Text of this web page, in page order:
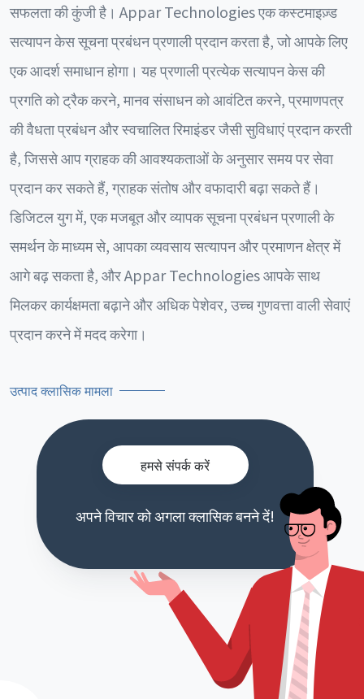
सफलता की कुंजी है। Appar Technologies एक कस्टमाइज़्ड
सत्यापन केस सूचना प्रबंधन प्रणाली प्रदान करता है, जो आपके लिए
एक आदर्श समाधान होगा। यह प्रणाली प्रत्येक सत्यापन केस की
प्रगति को ट्रैक करने, मानव संसाधन को आवंटित करने, प्रमाणपत्र
की वैधता प्रबंधन और स्वचालित रिमाइंडर जैसी सुविधाएं प्रदान करती
है, जिससे आप ग्राहक की आवश्यकताओं के अनुसार समय पर सेवा
प्रदान कर सकते हैं, ग्राहक संतोष और वफादारी बढ़ा सकते हैं।
डिजिटल युग में, एक मजबूत और व्यापक सूचना प्रबंधन प्रणाली के
समर्थन के माध्यम से, आपका व्यवसाय सत्यापन और प्रमाणन क्षेत्र में
आगे बढ़ सकता है, और Appar Technologies आपके साथ
मिलकर कार्यक्षमता बढ़ाने और अधिक पेशेवर, उच्च गुणवत्ता वाली सेवाएं
प्रदान करने में मदद करेगा।
उत्पाद क्लासिक मामला
हमसे संपर्क करें
अपने विचार को अगला क्लासिक बनने दें!